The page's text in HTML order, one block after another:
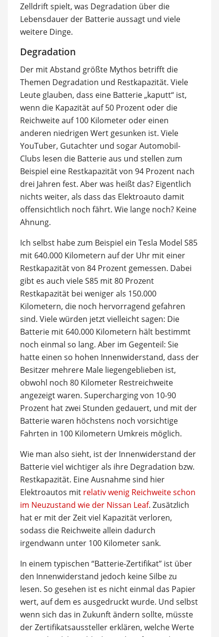
Zelldrift spielt, was Degradation über die
Lebensdauer der Batterie aussagt und viele
weitere Dinge.
Degradation
Der mit Abstand größte Mythos betrifft die
Themen Degradation und Restkapazität. Viele
Leute glauben, dass eine Batterie „kaputt“ ist,
wenn die Kapazität auf 50 Prozent oder die
Reichweite auf 100 Kilometer oder einen
anderen niedrigen Wert gesunken ist. Viele
YouTuber, Gutachter und sogar Automobil-
Clubs lesen die Batterie aus und stellen zum
Beispiel eine Restkapazität von 94 Prozent nach
drei Jahren fest. Aber was heißt das? Eigentlich
nichts weiter, als dass das Elektroauto damit
offensichtlich noch fährt. Wie lange noch? Keine
Ahnung.
Ich selbst habe zum Beispiel ein Tesla Model S85
mit 640.000 Kilometern auf der Uhr mit einer
Restkapazität von 84 Prozent gemessen. Dabei
gibt es auch viele S85 mit 80 Prozent
Restkapazität bei weniger als 150.000
Kilometern, die noch hervorragend gefahren
sind. Viele würden jetzt vielleicht sagen: Die
Batterie mit 640.000 Kilometern hält bestimmt
noch einmal so lang. Aber im Gegenteil: Sie
hatte einen so hohen Innenwiderstand, dass der
Besitzer mehrere Male liegengeblieben ist,
obwohl noch 80 Kilometer Restreichweite
angezeigt waren. Supercharging von 10-90
Prozent hat zwei Stunden gedauert, und mit der
Batterie waren höchstens noch vorsichtige
Fahrten in 100 Kilometern Umkreis möglich.
Wie man also sieht, ist der Innenwiderstand der
Batterie viel wichtiger als ihre Degradation bzw.
Restkapazität. Eine Ausnahme sind hier
Elektroautos mit relativ wenig Reichweite schon
im Neuzustand wie der Nissan Leaf. Zusätzlich
hat er mit der Zeit viel Kapazität verloren,
sodass die Reichweite allein dadurch
irgendwann unter 100 Kilometer sank.
In einem typischen “Batterie-Zertifikat” ist über
den Innenwiderstand jedoch keine Silbe zu
lesen. So gesehen ist es nicht einmal das Papier
wert, auf dem es ausgedruckt wurde. Und selbst
wenn sich das in Zukunft ändern sollte, müsste
der Zertifikatsaussteller erklären, welche Werte